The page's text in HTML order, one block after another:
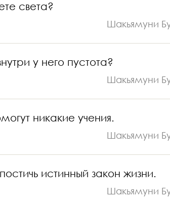
света?
Шакьямуни
у него пустота?
Шакьямуни
никакие учения.
Шакьямуни
истинный закон жизни.
Шакьямуни